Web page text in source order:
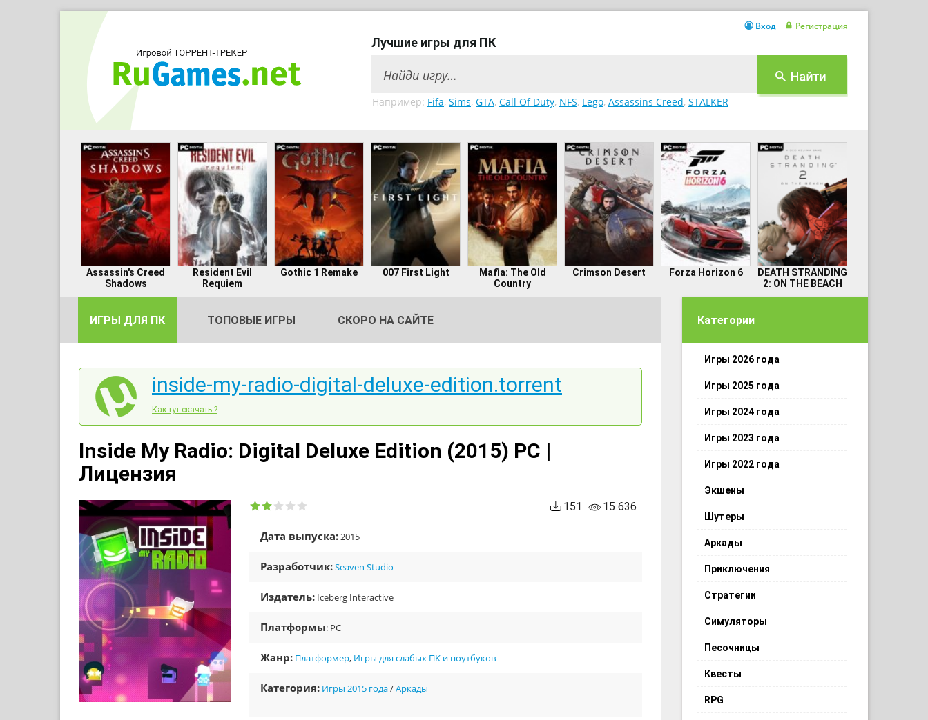
Лучшие игры для ПК
Например: Fifa, Sims, GTA, Call Of Duty, NFS, Lego, Assassins Creed, STALKER
Вход Регистрация
Assassin's Creed
Shadows
Resident Evil
Requiem
Gothic 1 Remake 007 First Light
Mafia: The Old
Country
Crimson Desert Forza Horizon 6
DEATH STRANDING
2: ON THE BEACH
ИГРЫ ДЛЯ ПК ТОПОВЫЕ ИГРЫ СКОРО НА САЙТЕ
inside-my-radio-digital-deluxe-edition.torrent
Как тут скачать ?
Inside My Radio: Digital Deluxe Edition (2015) PC |
Лицензия
15 636
151
Дата выпуска:2015
Разработчик:Seaven Studio
Издатель: Iceberg Interactive
Платформы: PC
Жанр: Платформер, Игры для слабых ПК и ноутбуков
Категория: Игры 2015 года/Аркады
Категории
Игры 2026 года
Игры 2025 года
Игры 2024 года
Игры 2023 года
Игры 2022 года
Экшены
Шутеры
Аркады
Приключения
Стратегии
Симуляторы
Песочницы
Квесты
RPG